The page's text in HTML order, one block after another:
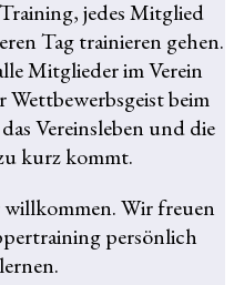
jedes Mitglied
Tag trainieren gehen.
Mitglieder im Verein
beim
Vereinsleben und die
kurz kommt.
Wir freuen
persönlich